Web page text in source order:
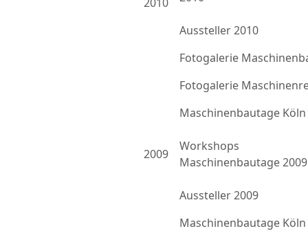
Aussteller 2010
Fotogalerie
Fotogalerie
2009
Maschinenbautage Köln
Workshops
Maschinenbautage 2009
Aussteller 2009
Maschinenbautage Köln